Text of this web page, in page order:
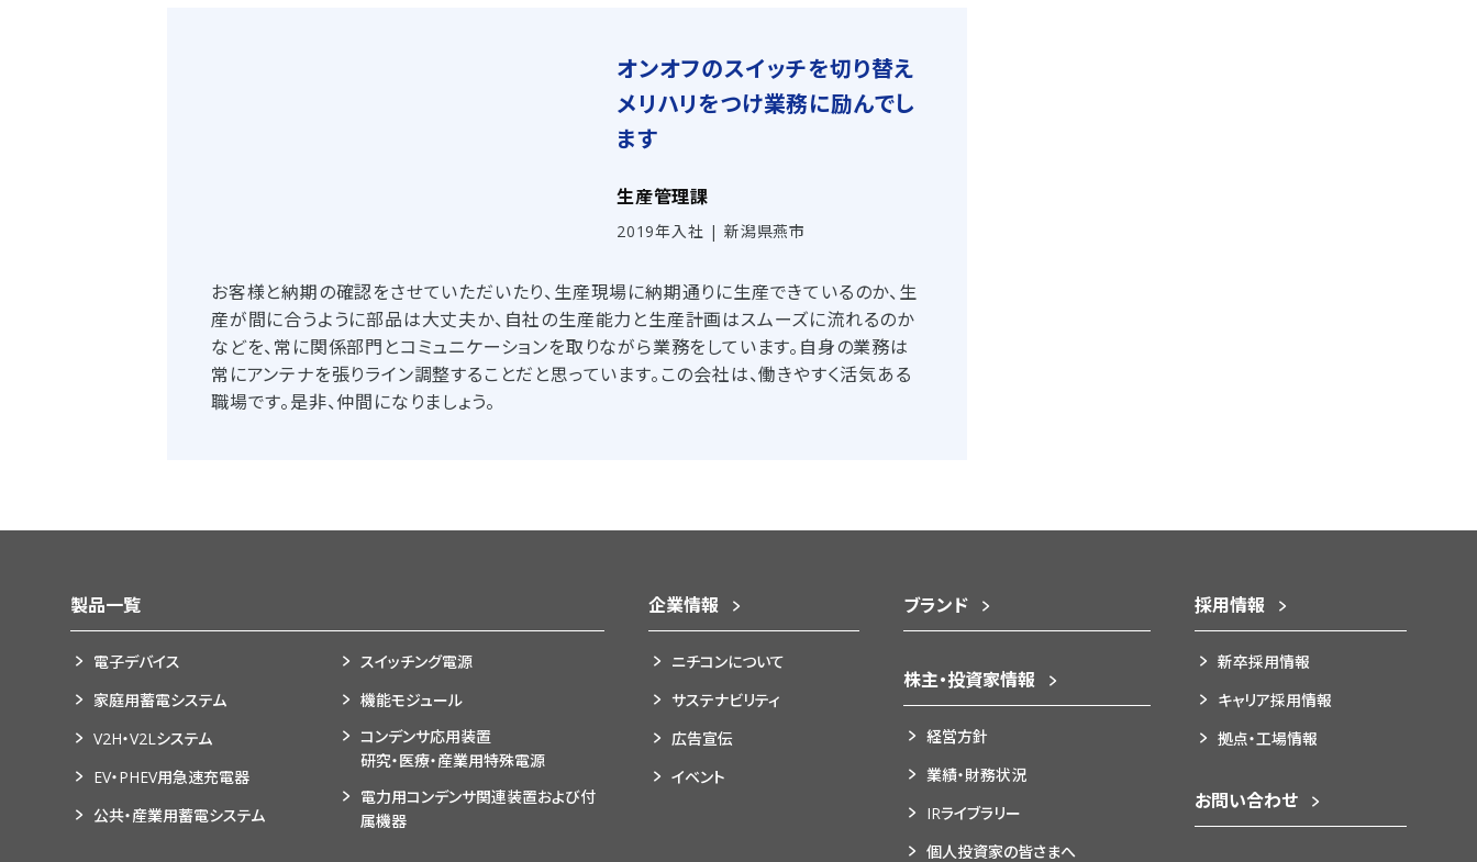
オンオフのスイッチを切り替え
メリハリをつけ業務に励んでし
ます
生産管理課
2019年入社 | 新潟県燕市
お客様と納期の確認をさせていただいたり、生産現場に納期通りに生産できているのか、生
産が間に合うように部品は大丈夫か、自社の生産能力と生産計画はスムーズに流れるのか
などを、常に関係部門とコミュニケーションを取りながら業務をしています。自身の業務は
常にアンテナを張りライン調整することだと思っています。この会社は、働きやすく活気ある
職場です。是非、仲間になりましょう。
製品一覧
電子デバイス
家庭用蓄電システム
V2H・V2Lシステム
EV・PHEV用急速充電器
公共・産業用蓄電システム
スイッチング電源
機能モジュール
コンデンサ応用装置
研究・医療・産業用特殊電源
電力用コンデンサ関連装置および付
属機器
企業情報
ニチコンについて
サステナビリティ
広告宣伝
イベント
ブランド
株主・投資家情報
経営方針
業績・財務状況
IRライブラリー
個人投資家の皆さまへ
採用情報
新卒採用情報
キャリア採用情報
拠点・工場情報
お問い合わせ